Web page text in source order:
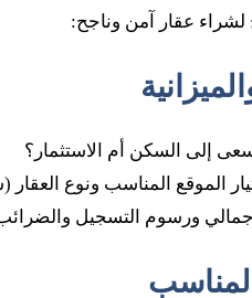
لشراء عقار آمن وناجح:
إلى السكن أم الاستثمار؟
الموقع المناسب ونوع العقار
ورسوم التسجيل والضرائب،